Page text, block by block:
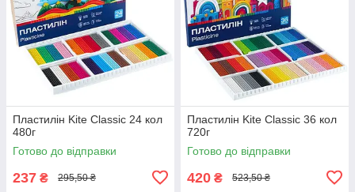
Пластилін Kite Classic 24 кол
480г
Готово до відправки
237 ₴ 295,50 ₴
Пластилін Kite Classic 36 кол
720г
Готово до відправки
420 ₴ 523,50 ₴